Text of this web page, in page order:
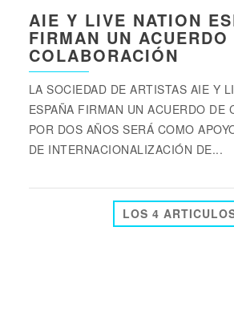
AIE Y LIVE NATION
FIRMAN UN ACUERDO
COLABORACIÓN
LA SOCIEDAD DE ARTISTAS AIE Y
ESPAÑA FIRMAN UN ACUERDO DE
POR DOS AÑOS SERÁ COMO
DE INTERNACIONALIZACIÓN DE...
LOS 4